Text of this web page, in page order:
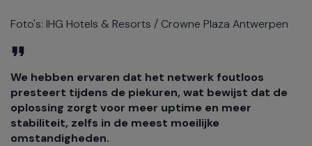
Foto's: IHG Hotels & Resorts / Crowne Plaza Antwerpen
We hebben ervaren dat het netwerk foutloos
presteert tijdens de piekuren, wat bewijst dat de
oplossing zorgt voor meer uptime en meer
stabiliteit, zelfs in de meest moeilijke
omstandigheden.